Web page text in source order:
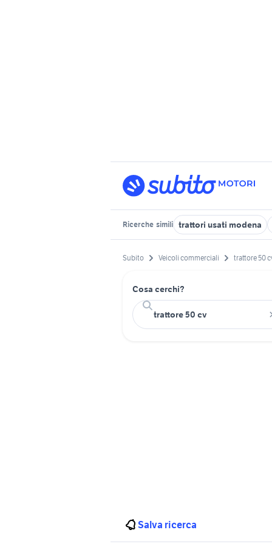
Ricerche simili trattori usati modena
Subito Veicoli commerciali trattore 50
Cosa cerchi?
Salva ricerca